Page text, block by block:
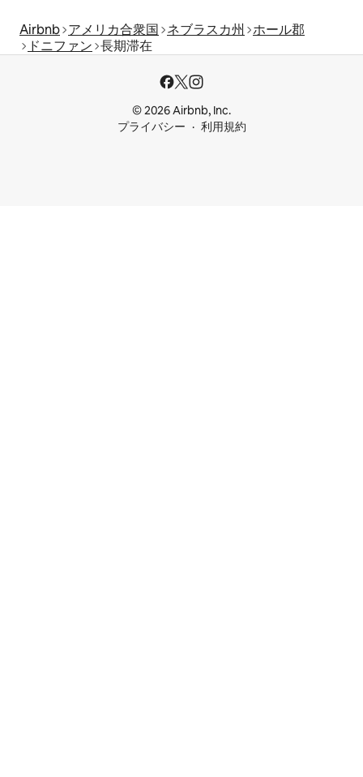
Airbnb アメリカ合衆国 ネブラスカ州
ホール郡
ドニファン 長期滞在
© 2026 Airbnb, Inc.
プライバシー
利用規約